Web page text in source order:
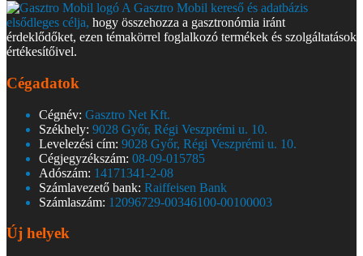
A Gasztro Mobil kereső és adatbázis
elsődleges célja, hogy összehozza a gasztronómia iránt
érdeklődőket, ezen témakörrel foglalkozó termékek és szolgáltatások
értékesítőivel.
Cégadatok
Cégnév: Gasztro Net Kft.
Székhely: 9028 Győr, Régi Veszprémi u. 10.
Levelezési cím: 9028 Győr, Régi Veszprémi u. 10.
Cégjegyzékszám: 08-09-015785
Adószám: 14171341-2-08
Számlavezető bank: Raiffeisen Bank
Számlaszám: 12096729-00346100-00100003
Új helyek